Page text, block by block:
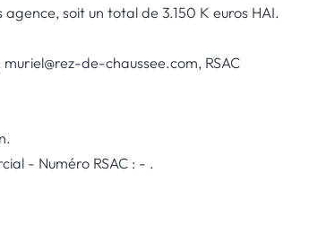
soit un total de 3.150 K euros HAI.
de-chaussee.com, RSAC
- Numéro RSAC : - .